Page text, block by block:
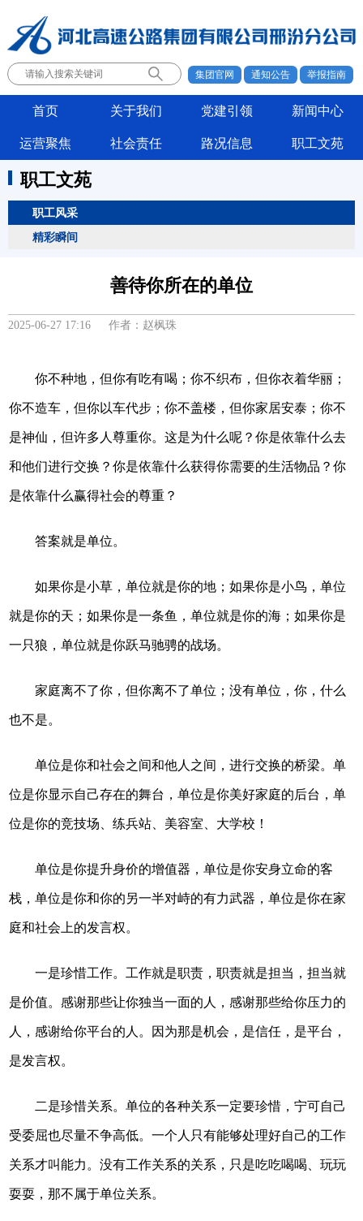
集团官网 通知公告 举报指南
首页 关于我们 党建引领 新闻中心
运营聚焦 社会责任 路况信息 职工文苑
职工文苑
职工风采
精彩瞬间
善待你所在的单位
2025-06-27 17:16 作者：赵枫珠
你不种地，但你有吃有喝；你不织布，但你衣着华丽；
你不造车，但你以车代步；你不盖楼，但你家居安泰；你不
是神仙，但许多人尊重你。这是为什么呢？你是依靠什么去
和他们进行交换？你是依靠什么获得你需要的生活物品？你
是依靠什么赢得社会的尊重？
答案就是单位。
如果你是小草，单位就是你的地；如果你是小鸟，单位
就是你的天；如果你是一条鱼，单位就是你的海；如果你是
一只狼，单位就是你跃马驰骋的战场。
家庭离不了你，但你离不了单位；没有单位，你，什么
也不是。
单位是你和社会之间和他人之间，进行交换的桥梁。单
位是你显示自己存在的舞台，单位是你美好家庭的后台，单
位是你的竞技场、练兵站、美容室、大学校！
单位是你提升身价的增值器，单位是你安身立命的客
栈，单位是你和你的另一半对峙的有力武器，单位是你在家
庭和社会上的发言权。
一是珍惜工作。工作就是职责，职责就是担当，担当就
是价值。感谢那些让你独当一面的人，感谢那些给你压力的
人，感谢给你平台的人。因为那是机会，是信任，是平台，
是发言权。
二是珍惜关系。单位的各种关系一定要珍惜，宁可自己
受委屈也尽量不争高低。一个人只有能够处理好自己的工作
关系才叫能力。没有工作关系的关系，只是吃吃喝喝、玩玩
耍耍，那不属于单位关系。